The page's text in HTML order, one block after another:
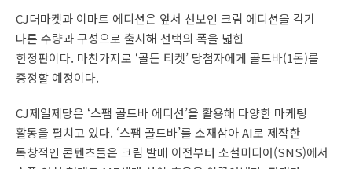
CJ더마켓과 이마트 에디션은 앞서 선보인 크림 에디션을 각기
다른 수량과 구성으로 출시해 선택의 폭을 넓힌
한정판이다. 마찬가지로 ‘골든 티켓’ 당첨자에게 골드바(1돈)를
증정할 예정이다.
CJ제일제당은 ‘스팸 골드바 에디션’을 활용해 다양한 마케팅
활동을 펼치고 있다. ‘스팸 골드바’를 소재삼아 AI로 제작한
독창적인 콘텐츠들은 크림 발매 이전부터 소셜미디어(SNS)에서